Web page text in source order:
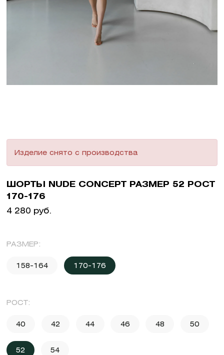
Изделие снято с производства
ШОРТЫ NUDE CONCEPT РАЗМЕР 52 РОСТ
170-176
4 280 руб.
РАЗМЕР:
158-164 170-176
РОСТ:
40 42 44 46 48 50
52 54